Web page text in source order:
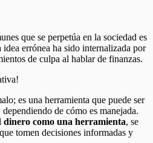
que se perpetúa en la sociedad es
idea errónea ha sido internalizada por
de culpa al hablar de finanzas.
es una herramienta que puede ser
de cómo es manejada.
dinero como una herramienta, se
tomen decisiones informadas y